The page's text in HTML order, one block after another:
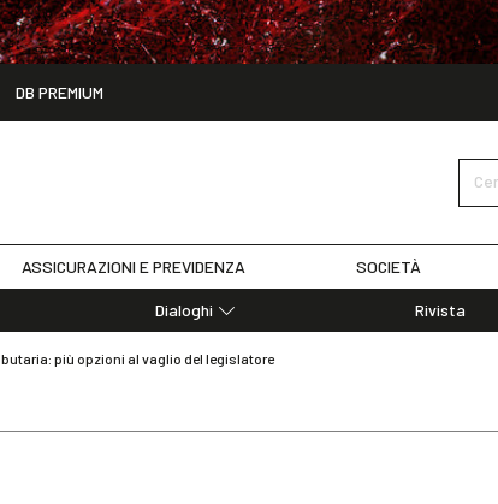
17 settembre
DB PREMIUM
nel sito
ASSICURAZIONI E PREVIDENZA SOCIETÀ
Dialoghi
Rivista
più opzioni al vaglio del legislatore